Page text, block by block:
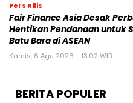
Pers Rilis
Fair Finance Asia Desak
Hentikan Pendanaan untuk
Batu Bara di ASEAN
Kamis, 6 Agu 2026 - 13:02 WIB
BERITA POPULER